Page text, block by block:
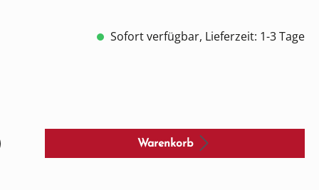
Sofort verfügbar, Lieferzeit: 1-3 Tage
Warenkorb